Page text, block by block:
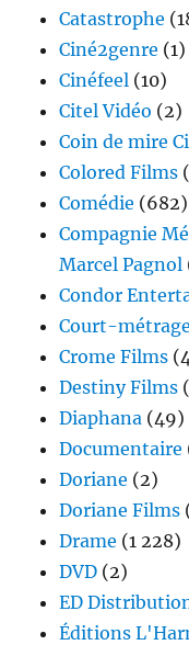
Catastrophe
Ciné2genre (1)
Cinéfeel (10)
Citel Vidéo (2)
Coin de mire
Colored Films
Comédie (682)
Compagnie
Marcel Pagnol
Condor
Court-métrage
Crome Films
Destiny Films
Diaphana (49)
Documentaire
Doriane (2)
Doriane Films
Drame (1 228)
DVD (2)
ED
Éditions